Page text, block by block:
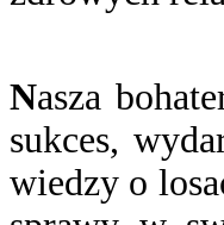
Nasza
sukces,
wiedzy o